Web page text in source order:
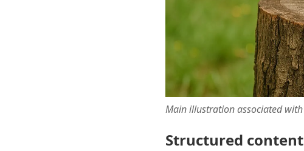
Main illustration associated
Structured content